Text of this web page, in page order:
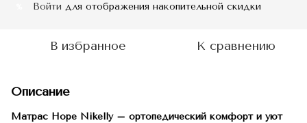
Войти для отображения накопительной скидки
В избранное К сравнению
Описание
Матрас Hope Nikelly – ортопедический комфорт и уют